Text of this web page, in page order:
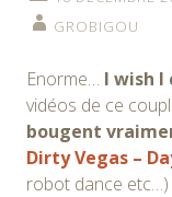
GROBIGOU
Enorme… I wish I
vidéos de ce
bougent
Dirty Vegas –
robot dance etc…)